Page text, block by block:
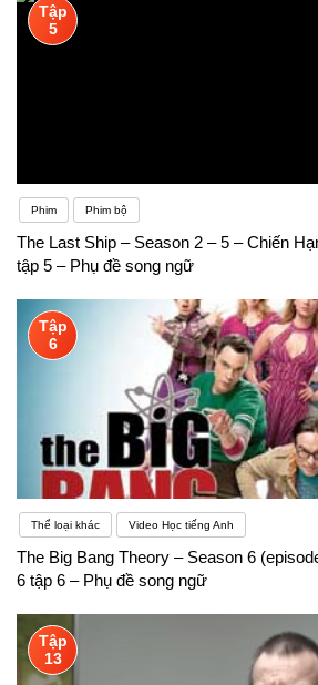
Tập
5
Phim Phim bộ
The Last Ship – Season 2 – 5 – Chiến
tập 5 – Phụ đề song ngữ
Tập
6
Thể loại khác Video Học tiếng Anh
The Big Bang Theory – Season 6
6 tập 6 – Phụ đề song ngữ
Tập
13